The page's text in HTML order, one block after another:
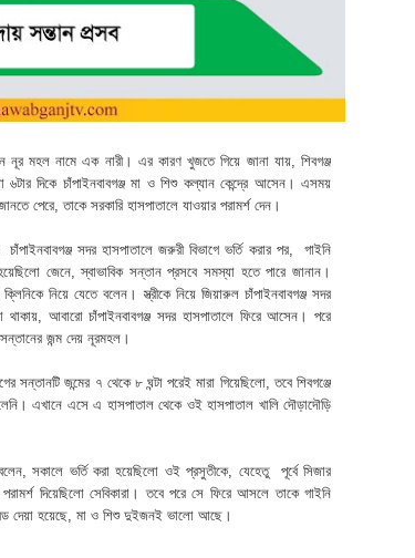
নূর মহল নামে এক নারী। এর কারণ খুজতে গিয়ে জানা যায়, শিবগঞ্জ
৬টার দিকে চাঁপাইনবাবগঞ্জ মা ও শিশু কল্যান কেন্দ্রে আসেন। এসময়
পেরে, তাকে সরকারি হাসপাতালে যাওয়ার পরামর্শ দেন।
সদর হাসপাতালে জরুরী বিভাগে ভর্তি করার পর, গাইনি
জেনে, স্বাভাবিক সন্তান প্রসবে সমস্যা হতে পারে জানান।
নিয়ে যেতে বলেন। স্ত্রীকে নিয়ে জিয়ারুল চাঁপাইনবাবগঞ্জ সদর
আবারো চাঁপাইনবাবগঞ্জ সদর হাসপাতালে ফিরে আসেন। পরে
সন্তানের জন্ম দেয় নূরমহল।
সন্তানটি জন্মের ৭ থেকে ৮ ঘন্টা পরেই মারা গিয়েছিলো, তবে শিবগঞ্জে
এখানে এসে এ হাসপাতাল থেকে ওই হাসপাতাল খালি দৌড়াদৌড়ি
সকালে ভর্তি করা হয়েছিলো ওই প্রসুতীকে, যেহেতু পূর্বে সিজার
দিয়েছিলো সেবিকারা। তবে পরে সে ফিরে আসলে তাকে গাইনি
বেড দেয়া হয়েছে, মা ও শিশু দুইজনই ভালো আছে।